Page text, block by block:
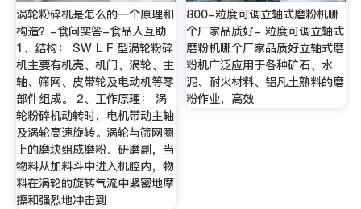
涡轮粉碎机是怎么的一个原理和
构造？-食问实答-食品人互助
1、结构： SW L F 型涡轮粉碎
机主要有机壳、机门、涡轮、主
轴、筛网、皮带轮及电动机等零
部件组成。 2、工作原理： 涡
轮粉碎机动转时，电机带动主轴
及涡轮高速旋转。涡轮与筛网圈
上的磨块组成磨粉、研磨副，当
物料从加料斗中进入机腔内，物
料在涡轮的旋转气流中紧密地摩
擦和强烈地冲击到
800-粒度可调立轴式磨粉机哪
个厂家品质好- 粒度可调立轴式
磨粉机哪个厂家品质好立轴式磨
粉机广泛应用于各种矿石、水
泥、耐火材料、铝凡土熟料的磨
粉作业，高效